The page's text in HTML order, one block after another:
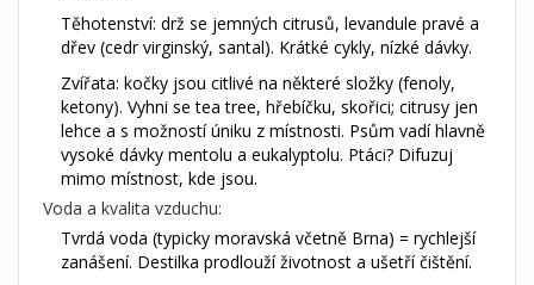
Těhotenství: drž se jemných citrusů, levandule pravé a
dřev (cedr virginský, santal). Krátké cykly, nízké dávky.
Zvířata: kočky jsou citlivé na některé složky (fenoly,
ketony). Vyhni se tea tree, hřebíčku, skořici; citrusy jen
lehce a s možností úniku z místnosti. Psům vadí hlavně
vysoké dávky mentolu a eukalyptolu. Ptáci? Difuzuj
mimo místnost, kde jsou.
Voda a kvalita vzduchu:
Tvrdá voda (typicky moravská včetně Brna) = rychlejší
zanášení. Destilka prodlouží životnost a ušetří čištění.